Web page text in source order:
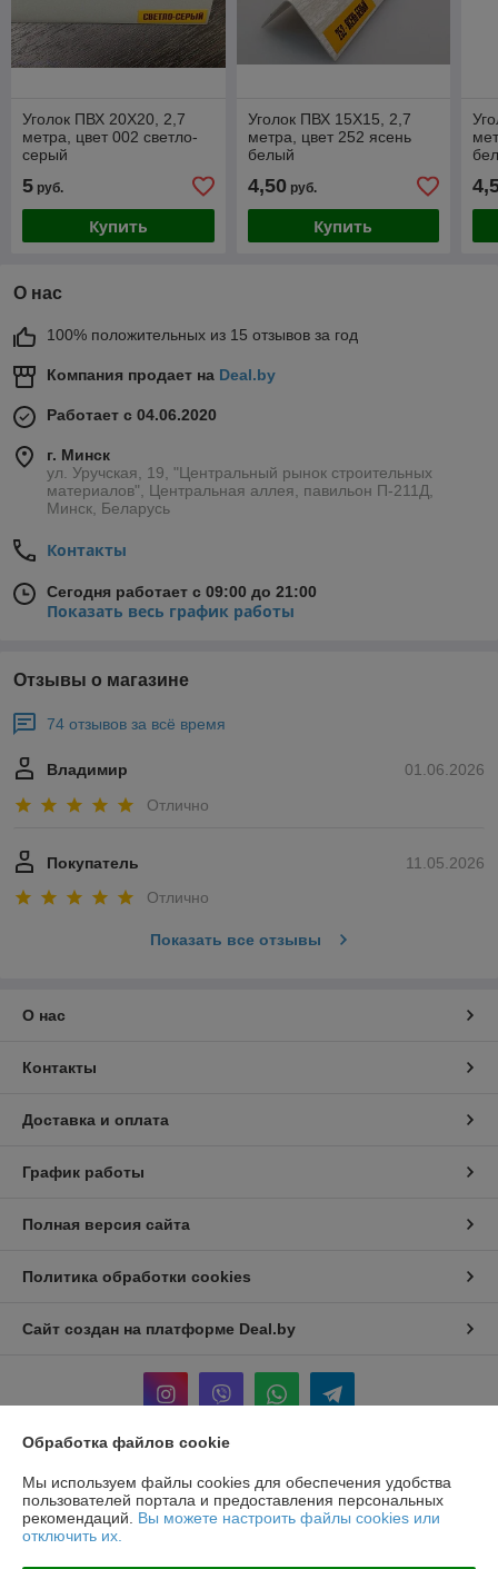
Уголок ПВХ 20Х20, 2,7
метра, цвет 002 светло-
серый
5 руб.
Купить
Уголок ПВХ 15Х15, 2,7
метра, цвет 252 ясень
белый
4,50руб.
Купить
О нас
100% положительных из 15 отзывов за год
Компания продает на Deal.by
Работает с 04.06.2020
г. Минск
ул. Уручская, 19, "Центральный рынок строительных
материалов", Центральная аллея, павильон П-211Д,
Минск, Беларусь
Контакты
Сегодня работает с 09:00 до 21:00
Показать весь график работы
Отзывы о магазине
74 отзывов за всё время
01.06.2026
Владимир
Отлично
11.05.2026
Покупатель
Отлично
Показать все отзывы
О нас
Контакты
Доставка и оплата
График работы
Полная версия сайта
Политика обработки cookies
Сайт создан на платформе Deal.by
Информация для покупателя
Юридическое лицо:ООО «БЕЛПРОФИЛЬ ГРУПП»
220040, Г. МИНСК, ПЕР. 3-Й МОЖАЙСКОГО, Д. 11, ПОМ. 107, 220040
Регистрационный номер ЕГР: 193780303
Обработка файлов cookie
Мы используем файлы cookies для обеспечения удобства
пользователей портала и предоставления персональных
рекомендаций. Вы можете настроить файлы cookies или
отключить их.